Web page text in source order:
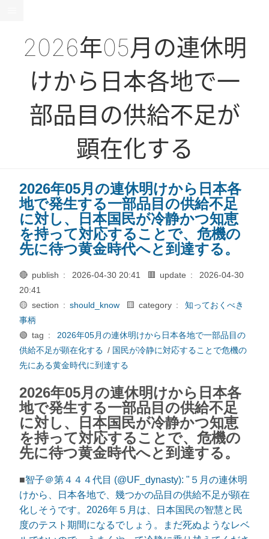
2026年05月の連休明
けから日本各地で一
部品目の供給不足が
顕在化する
2026年05月の連休明けから日本各
地で発生する一部品目の供給不足
に対し、日本国民が冷静かつ知恵
を持って対応することで、危機の
先に待つ黄金時代へと到達する。
🔴 publish : 2026-04-30 20:41 🟥 update :
2026-04-30
20:41
🟡 section : should_know 🟨 category :
知っておくべき
事柄
🟢 tag :
2026年05月の連休明けから日本各地で一部品目の
供給不足が顕在化する / 国民が冷静に対応することで危機の
先にある黄金時代に到達する
2026年05月の連休明けから日本各
地で発生する一部品目の供給不足
に対し、日本国民が冷静かつ知恵
を持って対応することで、危機の
先に待つ黄金時代へと到達する。
■智子＠第４４４代目 (@UF_dynasty): "５月の連休明
けから、日本各地で、幾つかの品目の供給不足が顕在
化しそうです。2026年５月は、日本国民の智慧と民
度のテスト期間になるでしょう。まだ死ぬようなレベ